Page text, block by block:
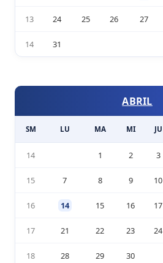
13 24 25 26 27
14 31
ABRIL
SM LU MA MI JU
14 1 2 3
15 7 8 9 10
16 14 15 16 17
17 21 22 23 24
18 28 29 30